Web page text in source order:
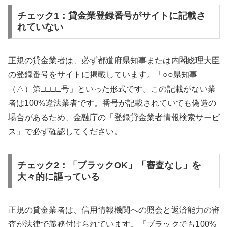
チェック1：貸金業登録番号がサイトに記載さ
れていない
正規の貸金業者は、必ず都道府県知事または内閣総理大臣
の登録番号をサイトに掲載しています。「○○県知事
（△）第□□□□号」といった形式です。この記載がない業
者は100%違法業者です。番号が記載されていても偽造の
場合があるため、金融庁の「登録貸金業者情報検索サービ
ス」で必ず確認してください。
チェック2：「ブラックOK」「審査なし」を
大々的に謳っている
正規の貸金業者は、信用情報機関への照会と返済能力の審
査が法律で義務付けられています。「ブラックでも100%